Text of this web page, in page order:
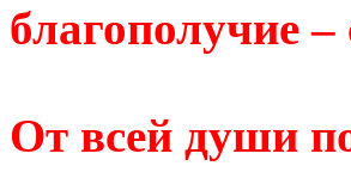
благополучие
От всей души